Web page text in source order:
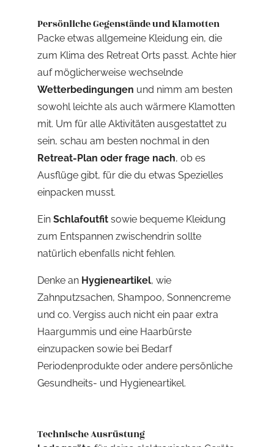
Persönliche Gegenstände und Klamotten
Packe etwas allgemeine Kleidung ein, die
zum Klima des Retreat Orts passt. Achte hier
auf möglicherweise wechselnde
Wetterbedingungen und nimm am besten
sowohl leichte als auch wärmere Klamotten
mit. Um für alle Aktivitäten ausgestattet zu
sein, schau am besten nochmal in den
Retreat-Plan oder frage nach, ob es
Ausflüge gibt, für die du etwas Spezielles
einpacken musst.
Ein Schlafoutfitsowie bequeme Kleidung
zum Entspannen zwischendrin sollte
natürlich ebenfalls nicht fehlen.
Denke an Hygieneartikel, wie
Zahnputzsachen, Shampoo, Sonnencreme
und co. Vergiss auch nicht ein paar extra
Haargummis und eine Haarbürste
einzupacken sowie bei Bedarf
Periodenprodukte oder andere persönliche
Gesundheits- und Hygieneartikel.
Technische Ausrüstung